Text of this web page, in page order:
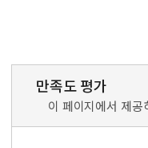
만족도 평가
이 페이지에서 제공